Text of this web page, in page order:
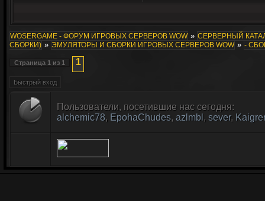
WOSERGAME - ФОРУМ ИГРОВЫХ СЕРВЕРОВ WOW » СЕРВЕРНЫЙ
СБОРКИ) » ЭМУЛЯТОРЫ И СБОРКИ ИГРОВЫХ СЕРВЕРОВ WOW » -
Страница 1 из 1 1
Пользователи, посетившие нас сегодня:
alchemic78, EpohaChudes, azlmbl , sever,